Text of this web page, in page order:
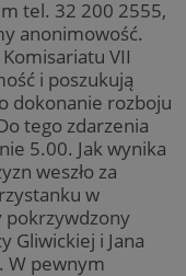
tel. 32 200 2555,
anonimowość.
VII
i poszukują
dokonanie rozboju
tego zdarzenia
5.00. Jak wynika
weszło za
w
pokrzywdzony
Gliwickiej i Jana
W pewnym